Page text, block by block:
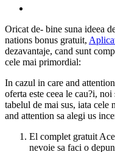
Oricat de- bine suna ideea
nations bonus gratuit,
dezavantaje, cand sunt
cele mai primordial:
In cazul in care and
oferta este ceea le cau?i,
tabelul de mai sus, iata cele
and attention sa alegi us
El complet gratuit
nevoie sa faci o